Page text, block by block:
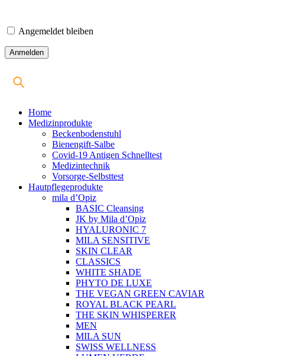
Angemeldet bleiben
Home
Medizinprodukte
Beckenbodenstuhl
Bienengift-Salbe
Covid-19 Antigen Schnelltest
Medizintechnik
Vorsorge-Selbsttest
Hautpflegeprodukte
mila d’Opiz
BASIC Cleansing
JK by Mila d’Opiz
HYALURONIC 7
MILA SENSITIVE
SKIN CLEAR
CLASSICS
WHITE SHADE
PHYTO DE LUXE
THE VEGAN GREEN CAVIAR
ROYAL BLACK PEARL
THE SKIN WHISPERER
MEN
MILA SUN
SWISS WELLNESS